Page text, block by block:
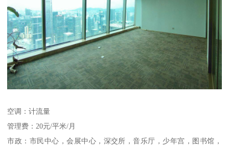
空调：计流量
管理费：20元/平米/月
市政：市民中心，会展中心，深交所，音乐厅，少年宫，图书馆，